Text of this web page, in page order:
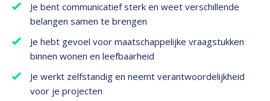
Je bent communicatief sterk en weet verschillende
belangen samen te brengen
Je hebt gevoel voor maatschappelijke vraagstukken
binnen wonen en leefbaarheid
Je werkt zelfstandig en neemt verantwoordelijkheid
voor je projecten